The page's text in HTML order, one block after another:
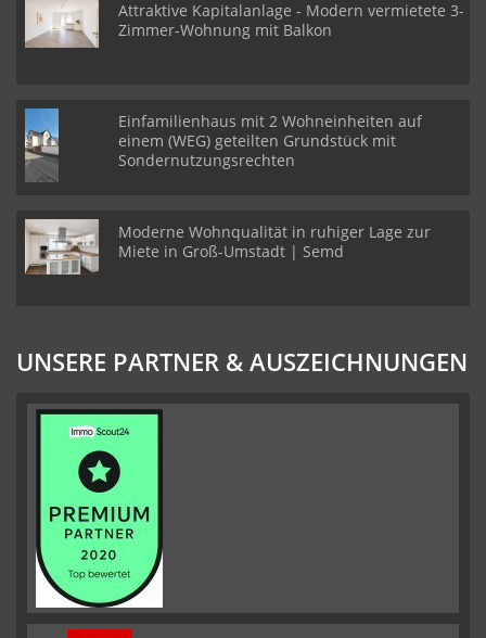
Attraktive Kapitalanlage - Modern vermietete 3-
Zimmer-Wohnung mit Balkon
Einfamilienhaus mit 2 Wohneinheiten auf
einem (WEG) geteilten Grundstück mit
Sondernutzungsrechten
Moderne Wohnqualität in ruhiger Lage zur
Miete in Groß-Umstadt | Semd
UNSERE PARTNER & AUSZEICHNUNGEN